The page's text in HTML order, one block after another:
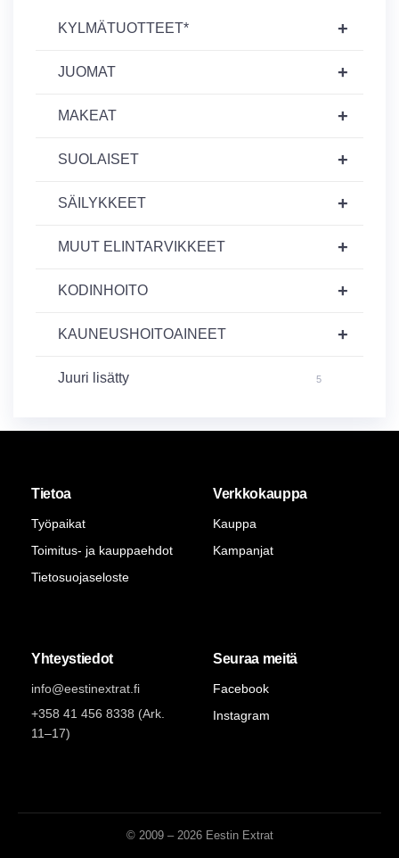
+
KYLMÄTUOTTEET*
+
JUOMAT
+
MAKEAT
+
SUOLAISET
+
SÄILYKKEET
+
MUUT ELINTARVIKKEET
+
KODINHOITO
+
KAUNEUSHOITOAINEET
Juuri lisätty 5
Tietoa
Työpaikat
Toimitus- ja kauppaehdot
Tietosuojaseloste
Verkkokauppa
Kauppa
Kampanjat
Yhteystiedot
info@eestinextrat.fi
+358 41 456 8338 (Ark.
11–17)
Seuraa meitä
Facebook
Instagram
© 2009 – 2026 Eestin Extrat